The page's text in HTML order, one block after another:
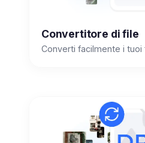
Convertitore di file
Converti facilmente i tuoi